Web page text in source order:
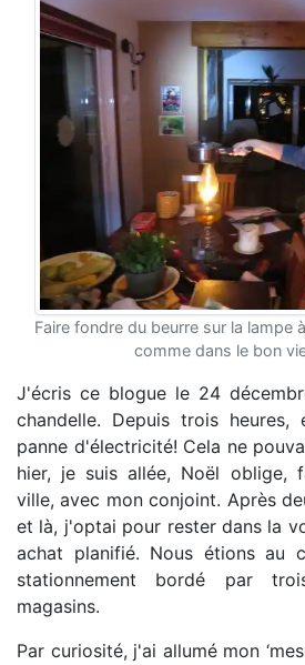
Faire fondre du beurre sur la lampe
comme dans le bon
J'écris ce blogue le 24
chandelle. Depuis trois
panne d'électricité! Cela ne
hier, je suis allée, Noël oblige,
ville, avec mon conjoint. Après
et là, j'optai pour rester dans la
achat planifié. Nous étions au
stationnement bordé par
magasins.
Par curiosité, j'ai allumé mon